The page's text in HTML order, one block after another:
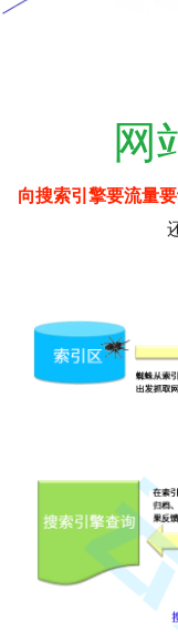
网
向搜索引擎要流量要